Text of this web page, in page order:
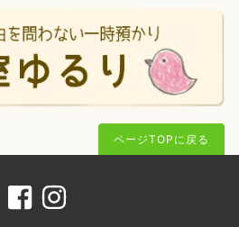
ページTOPに戻る